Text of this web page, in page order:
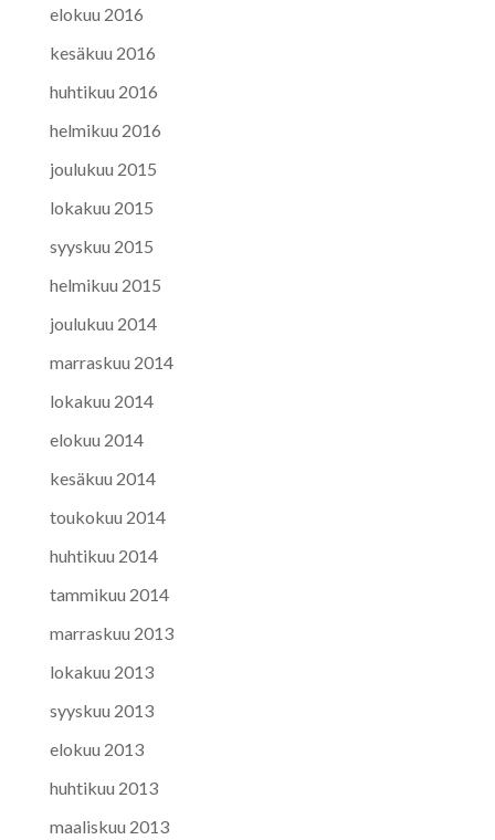
elokuu 2016
kesäkuu 2016
huhtikuu 2016
helmikuu 2016
joulukuu 2015
lokakuu 2015
syyskuu 2015
helmikuu 2015
joulukuu 2014
marraskuu 2014
lokakuu 2014
elokuu 2014
kesäkuu 2014
toukokuu 2014
huhtikuu 2014
tammikuu 2014
marraskuu 2013
lokakuu 2013
syyskuu 2013
elokuu 2013
huhtikuu 2013
maaliskuu 2013